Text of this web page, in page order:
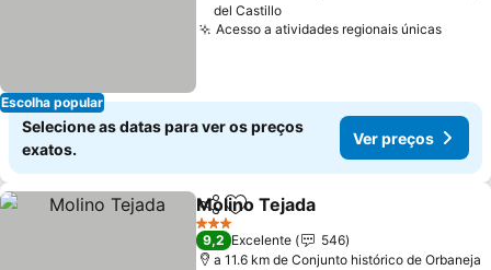
Escolha popular
del Castillo
Acesso a atividades regionais únicas
Selecione as datas para ver os preços
exatos.
Ver preços
PartilharAdicionar aos favoritos
Molino Tejada
3 Estrelas
9,2 Excelente
546
a 11.6 km de Conjunto histórico de Orbaneja